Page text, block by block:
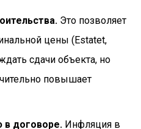
Это позволяет
цены (Estatet,
сдачи объекта, но
повышает
в договоре. Инфляция в